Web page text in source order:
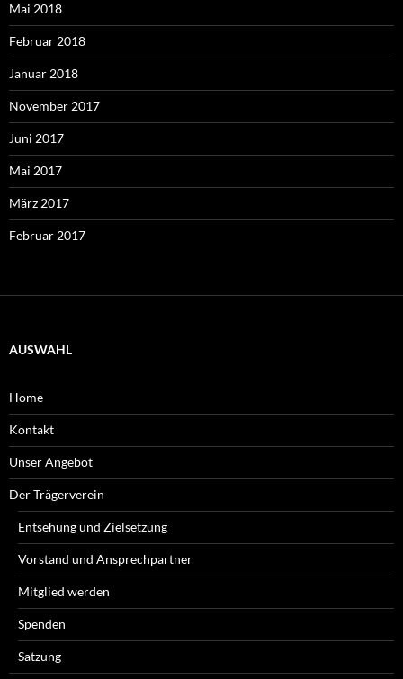
Mai 2018
Februar 2018
Januar 2018
November 2017
Juni 2017
Mai 2017
März 2017
Februar 2017
AUSWAHL
Home
Kontakt
Unser Angebot
Der Trägerverein
Entsehung und Zielsetzung
Vorstand und Ansprechpartner
Mitglied werden
Spenden
Satzung